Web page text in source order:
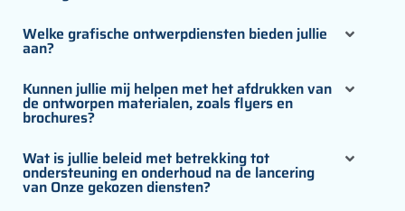
Welke grafische ontwerpdiensten bieden jullie
aan?
Kunnen jullie mij helpen met het afdrukken van
de ontworpen materialen, zoals flyers en
brochures?
Wat is jullie beleid met betrekking tot
ondersteuning en onderhoud na de lancering
van Onze gekozen diensten?